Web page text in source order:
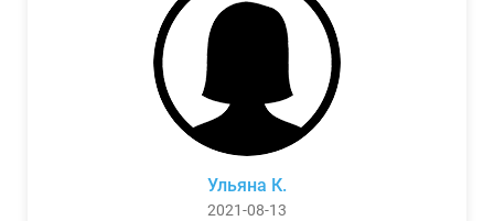
Ульяна К.
2021-08-13